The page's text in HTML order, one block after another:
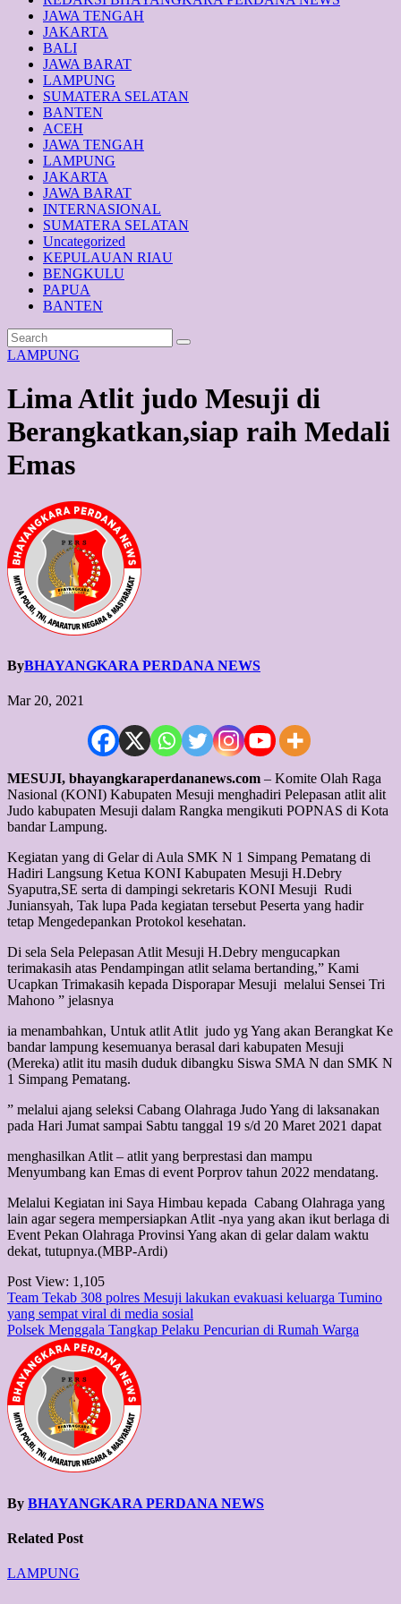
JAWA TENGAH
JAKARTA
BALI
JAWA BARAT
LAMPUNG
SUMATERA SELATAN
BANTEN
ACEH
JAWA TENGAH
LAMPUNG
JAKARTA
JAWA BARAT
INTERNASIONAL
SUMATERA SELATAN
Uncategorized
KEPULAUAN RIAU
BENGKULU
PAPUA
BANTEN
LAMPUNG
Lima Atlit judo Mesuji di
Berangkatkan,siap raih Medali
Emas
ByBHAYANGKARA PERDANA NEWS
Mar 20, 2021
MESUJI, bhayangkaraperdananews.com – Komite Olah Raga
Nasional (KONI) Kabupaten Mesuji menghadiri Pelepasan atlit alit
Judo kabupaten Mesuji dalam Rangka mengikuti POPNAS di Kota
bandar Lampung.
Kegiatan yang di Gelar di Aula SMK N 1 Simpang Pematang di
Hadiri Langsung Ketua KONI Kabupaten Mesuji H.Debry
Syaputra,SE serta di dampingi sekretaris KONI Mesuji Rudi
Juniansyah, Tak lupa Pada kegiatan tersebut Peserta yang hadir
tetap Mengedepankan Protokol kesehatan.
Di sela Sela Pelepasan Atlit Mesuji H.Debry mengucapkan
terimakasih atas Pendampingan atlit selama bertanding,” Kami
Ucapkan Trimakasih kepada Disporapar Mesuji melalui Sensei Tri
Mahono ” jelasnya
ia menambahkan, Untuk atlit Atlit judo yg Yang akan Berangkat Ke
bandar lampung kesemuanya berasal dari kabupaten Mesuji
(Mereka) atlit itu masih duduk dibangku Siswa SMA N dan SMK N
1 Simpang Pematang.
” melalui ajang seleksi Cabang Olahraga Judo Yang di laksanakan
pada Hari Jumat sampai Sabtu tanggal 19 s/d 20 Maret 2021 dapat
menghasilkan Atlit – atlit yang berprestasi dan mampu
Menyumbang kan Emas di event Porprov tahun 2022 mendatang.
Melalui Kegiatan ini Saya Himbau kepada Cabang Olahraga yang
lain agar segera mempersiapkan Atlit -nya yang akan ikut berlaga di
Event Pekan Olahraga Provinsi Yang akan di gelar dalam waktu
dekat, tutupnya.(MBP-Ardi)
Post View: 1,105
Post
navigation
Team Tekab 308 polres Mesuji lakukan evakuasi keluarga Tumino
yang sempat viral di media sosial
Polsek Menggala Tangkap Pelaku Pencurian di Rumah Warga
By BHAYANGKARA PERDANA NEWS
Related Post
LAMPUNG